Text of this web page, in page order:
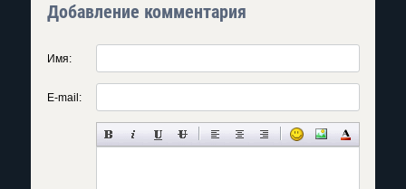
Добавление комментария
Имя:
E-mail: